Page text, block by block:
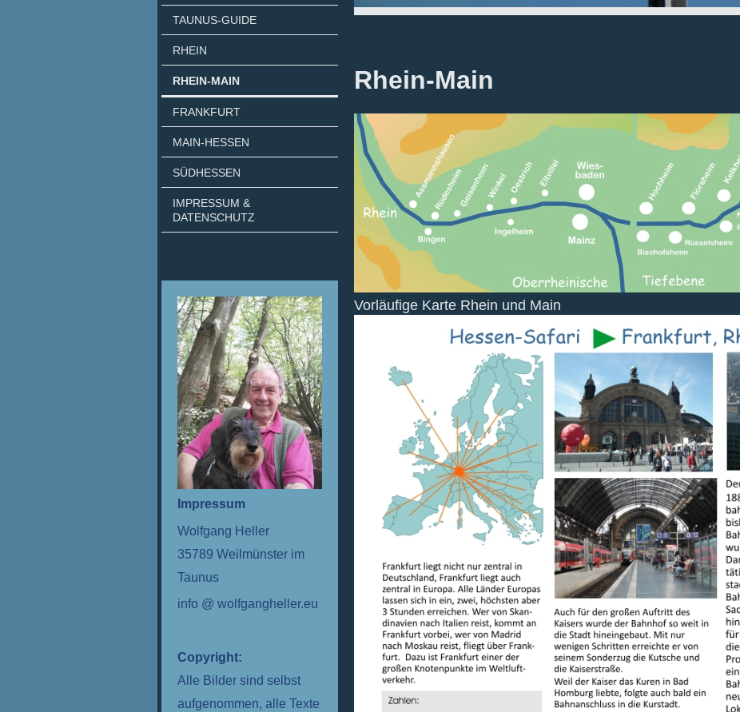
TAUNUS-GUIDE
RHEIN
RHEIN-MAIN
FRANKFURT
MAIN-HESSEN
SÜDHESSEN
IMPRESSUM &
DATENSCHUTZ
Impressum
Wolfgang Heller
35789 Weilmünster im
Taunus
info @ wolfgangheller.eu
Copyright:
Alle Bilder sind selbst
aufgenommen, alle Texte
Rhein-Main
Vorläufige Karte Rhein und Main